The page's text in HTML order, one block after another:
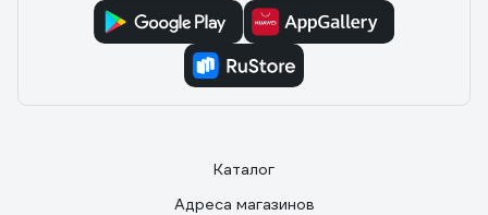
Каталог
Адреса магазинов